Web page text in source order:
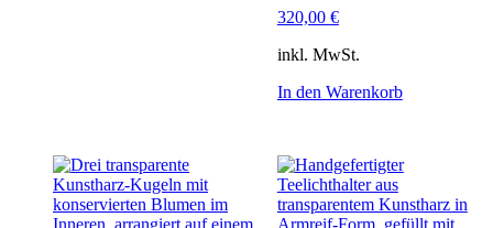
320,00 €
inkl. MwSt.
In den Warenkorb